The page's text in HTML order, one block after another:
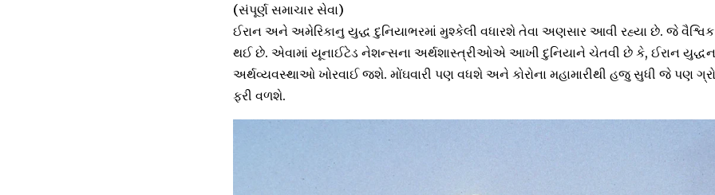
(સંપૂર્ણ સમાચાર સેવા)
ઈરાન અને અમેરિકાનુ યુદ્ધ દુનિયાભરમાં મુશ્કેલી વધારશે તેવા અણસાર આવી રહ્યા છે. જે
થઈ છે. એવામાં યૂનાઈટેડ નેશન્સના અર્થશાસ્ત્રીઓએ આખી દુનિયાને ચેતવી છે કે, ઈરાન
અર્થવ્યવસ્થાઓ ખોરવાઈ જશે. મોંઘવારી પણ વધશે અને કોરોના મહામારીથી હજુ સુધી જે પણ
ફરી વળશે.